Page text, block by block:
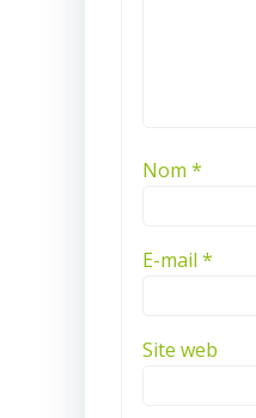
Nom *
E-mail *
Site web